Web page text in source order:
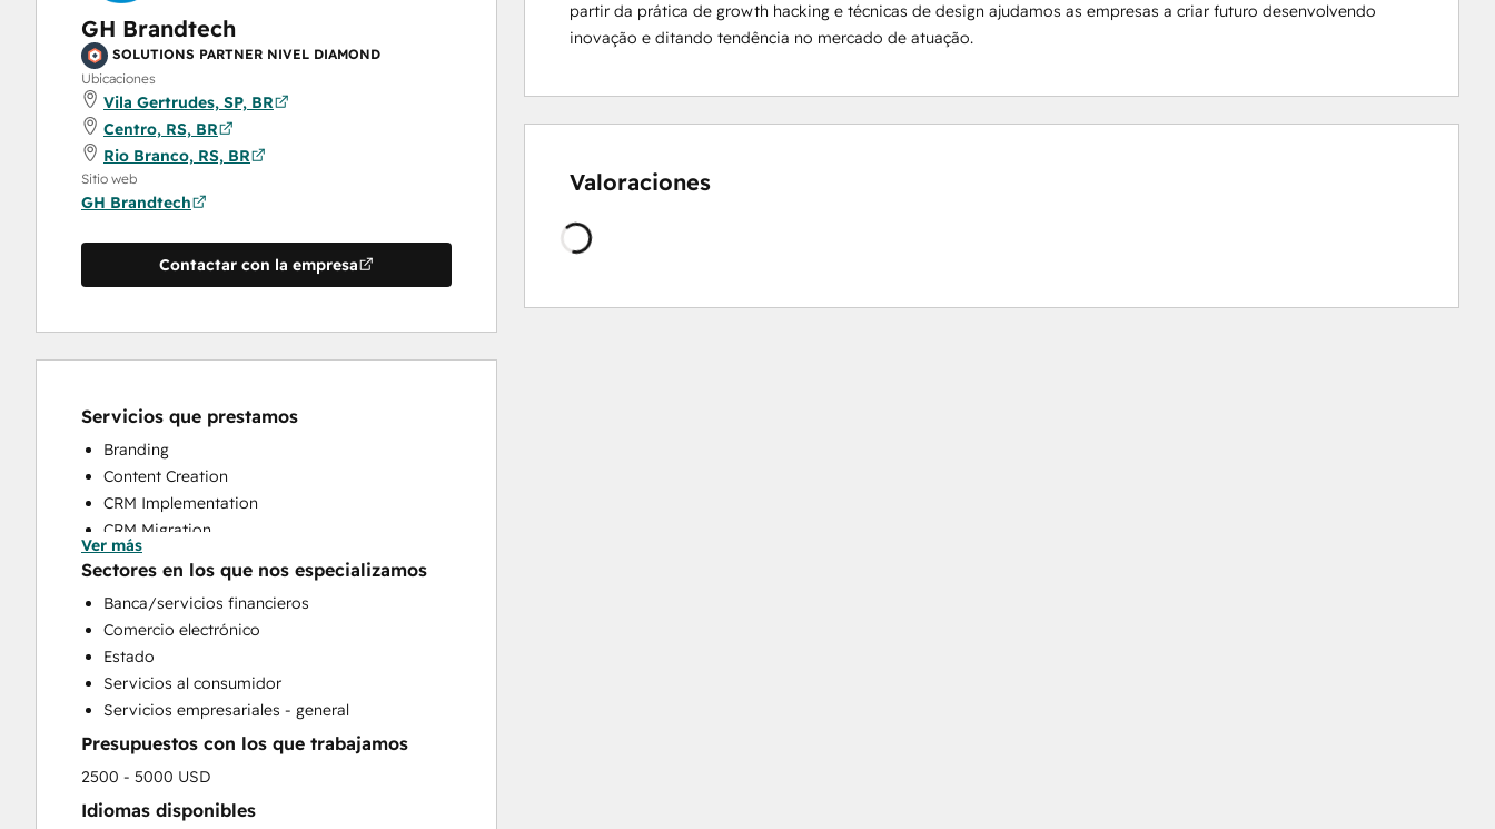
GH Brandtech
SOLUTIONS PARTNER NIVEL DIAMOND
Ubicaciones
Vila Gertrudes, SP, BR
Centro, RS, BR
Rio Branco, RS, BR
Sitio web
GH Brandtech
Contactar con la empresa
Servicios que prestamos
Branding
Content Creation
CRM Implementation
CRM Migration
Full Inbound Marketing Services
HubSpot Onboarding
Sales and Marketing Alignment
Sales Enablement
Search Engine Optimization
Website Design
Ver más
Sectores en los que nos especializamos
Banca/servicios financieros
Comercio electrónico
Estado
Servicios al consumidor
Servicios empresariales - general
Presupuestos con los que trabajamos
2500 - 5000 USD
Idiomas disponibles
partir da prática de growth hacking e técnicas de design ajudamos as empresas a criar futuro desenvolvendo
inovação e ditando tendência no mercado de atuação.
Valoraciones
Cargando